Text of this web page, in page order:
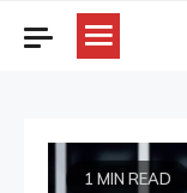
1 MIN READ